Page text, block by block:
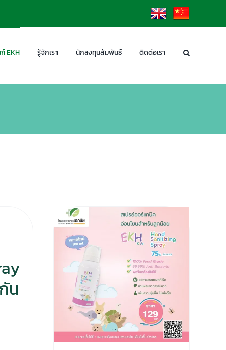
EN CN
EKH รู้จักเรา นักลงทุนสัมพันธ์ ติดต่อเรา
น